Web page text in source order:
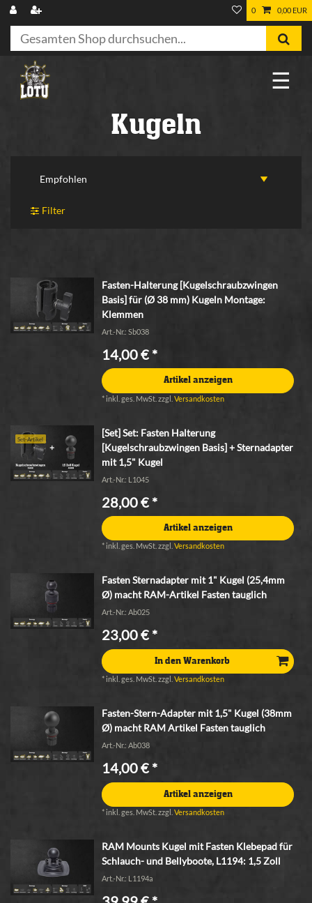
0 0,00 EUR
☰
Kugeln
Filter
Fasten-Halterung [Kugelschraubzwingen
Basis] für (Ø 38 mm) Kugeln Montage:
Klemmen
Art.-Nr.: Sb038
14,00 € *
Artikel anzeigen
* inkl. ges. MwSt. zzgl.Versandkosten
Set-Artikel
[Set] Set: Fasten Halterung
[Kugelschraubzwingen Basis] + Sternadapter
mit 1,5" Kugel
Art.-Nr.: L1045
28,00 € *
Artikel anzeigen
* inkl. ges. MwSt. zzgl.Versandkosten
Fasten Sternadapter mit 1" Kugel (25,4mm
Ø) macht RAM-Artikel Fasten tauglich
Art.-Nr.: Ab025
23,00 € *
In den Warenkorb
* inkl. ges. MwSt. zzgl.Versandkosten
Fasten-Stern-Adapter mit 1,5" Kugel (38mm
Ø) macht RAM Artikel Fasten tauglich
Art.-Nr.: Ab038
14,00 € *
Artikel anzeigen
* inkl. ges. MwSt. zzgl.Versandkosten
RAM Mounts Kugel mit Fasten Klebepad für
Schlauch- und Bellyboote, L1194: 1,5 Zoll
Art.-Nr.: L1194a